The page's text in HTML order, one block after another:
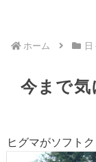
ホーム
今まで気
ヒグマがソフト